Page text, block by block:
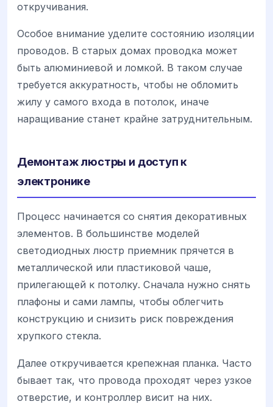
откручивания.
Особое внимание уделите состоянию изоляции
проводов. В старых домах проводка может
быть алюминиевой и ломкой. В таком случае
требуется аккуратность, чтобы не обломить
жилу у самого входа в потолок, иначе
наращивание станет крайне затруднительным.
Демонтаж люстры и доступ к
электронике
Процесс начинается со снятия декоративных
элементов. В большинстве моделей
светодиодных люстр приемник прячется в
металлической или пластиковой чаше,
прилегающей к потолку. Сначала нужно снять
плафоны и сами лампы, чтобы облегчить
конструкцию и снизить риск повреждения
хрупкого стекла.
Далее откручивается крепежная планка. Часто
бывает так, что провода проходят через узкое
отверстие, и контроллер висит на них.